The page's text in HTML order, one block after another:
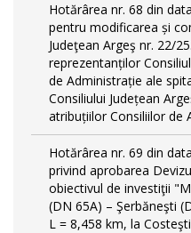
Hotărârea nr. 68 din
pentru modificarea și
Judeţean Argeş nr. 22/
reprezentanților
de Administrație ale
Consiliului Județean
atribuțiilor Consiliilor de
Hotărârea nr. 69 din
privind aprobarea
obiectivul de investiţii
(DN 65A) – Şerbăneşti
L = 8,458 km, la